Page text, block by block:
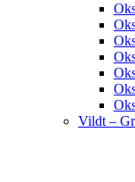
Vildt –